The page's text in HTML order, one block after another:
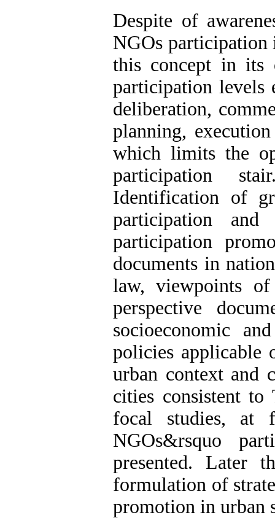
Despite of
NGOs participation
this concept in its
participation levels
deliberation,
planning,
which limits the
participation
Identification of
participation and
participation
documents in
law, viewpoints
perspective
socioeconomic
policies applicable
urban context and
cities consistent to
focal studies, at
NGOs&rsquo
presented. Later
formulation of
promotion in urban